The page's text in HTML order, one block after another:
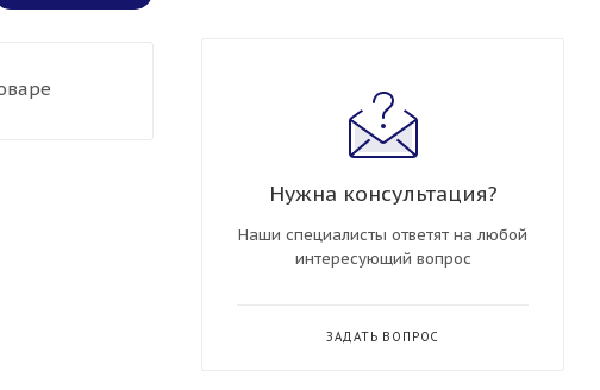
Нужна консультация?
Наши специалисты ответят на любой
интересующий вопрос
ЗАДАТЬ ВОПРОС